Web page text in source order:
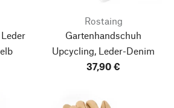
Rostaing
Gartenhandschuh
Upcycling, Leder-Denim
37,90 €